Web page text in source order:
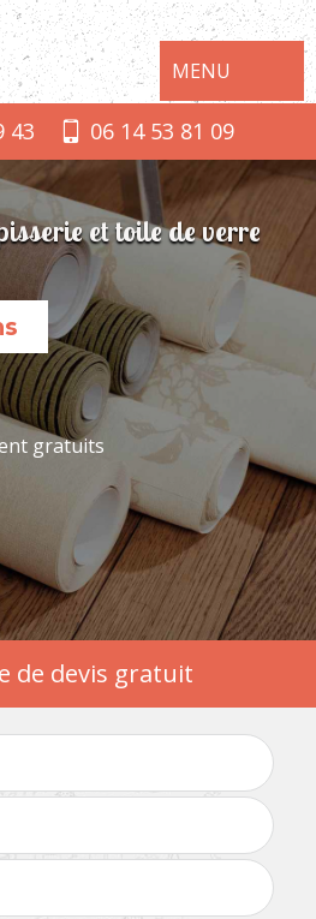
MENU
43 06 14 53 81 09
et toile de verre
gratuits
de devis gratuit